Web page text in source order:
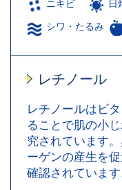
ニキビ 日
シワ・たるみ
レチノール
レチノールはビ
ることで肌の小
究されています
ーゲンの産生を
確認されています